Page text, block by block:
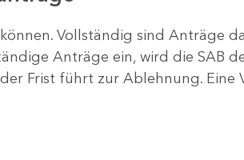
Vollständig sind Anträge
Anträge ein, wird die SAB
Frist führt zur Ablehnung. Eine